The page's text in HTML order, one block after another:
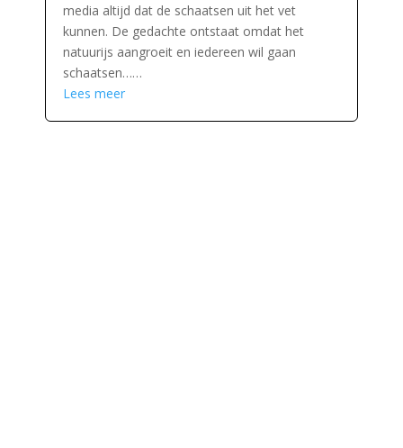
media altijd dat de schaatsen uit het vet
kunnen. De gedachte ontstaat omdat het
natuurijs aangroeit en iedereen wil gaan
schaatsen……
Lees meer